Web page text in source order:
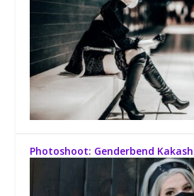
Photoshoot: Genderbend